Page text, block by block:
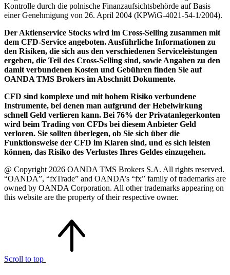
Kontrolle durch die polnische Finanzaufsichtsbehörde auf Basis
einer Genehmigung von 26. April 2004 (KPWiG-4021-54-1/2004).
Der Aktienservice Stocks wird im Cross-Selling zusammen mit
dem CFD-Service angeboten. Ausführliche Informationen zu
den Risiken, die sich aus den verschiedenen Serviceleistungen
ergeben, die Teil des Cross-Selling sind, sowie Angaben zu den
damit verbundenen Kosten und Gebühren finden Sie auf
OANDA TMS Brokers im Abschnitt Dokumente.
CFD sind komplexe und mit hohem Risiko verbundene
Instrumente, bei denen man aufgrund der Hebelwirkung
schnell Geld verlieren kann. Bei 76% der Privatanlegerkonten
wird beim Trading von CFDs bei diesem Anbieter Geld
verloren. Sie sollten überlegen, ob Sie sich über die
Funktionsweise der CFD im Klaren sind, und es sich leisten
können, das Risiko des Verlustes Ihres Geldes einzugehen.
@ Copyright 2026 OANDA TMS Brokers S.A. All rights reserved.
“OANDA”, “fxTrade” and OANDA’s “fx” family of trademarks are
owned by OANDA Corporation. All other trademarks appearing on
this website are the property of their respective owner.
Scroll to top